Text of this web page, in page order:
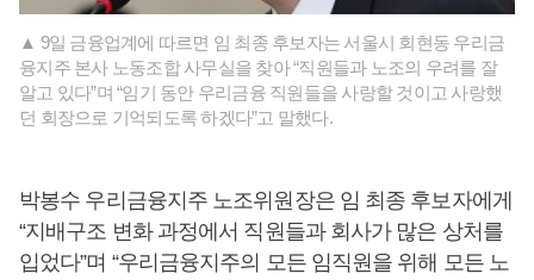
▲ 9일 금융업계에 따르면 임 최종 후보자는 서울시 회현동 우리금
융지주 본사 노동조합 사무실을 찾아 “직원들과 노조의 우려를 잘
알고 있다”며 “임기 동안 우리금융 직원들을 사랑할 것이고 사랑했
던 회장으로 기억되도록 하겠다”고 말했다.
박봉수 우리금융지주 노조위원장은 임 최종 후보자에게
“지배구조 변화 과정에서 직원들과 회사가 많은 상처를
입었다”며 “우리금융지주의 모든 임직원을 위해 모든 노